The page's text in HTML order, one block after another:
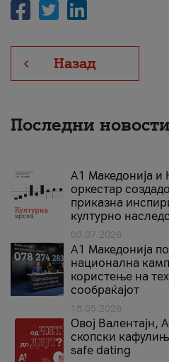
Назад
Последни новости
А1 Македонија и
оркестар
приказна
културно
03.07.2026
A1 Македонија
национална
користење на
сообраќајот
18.05.2026
Овој Валентајн,
скопски
safe dating